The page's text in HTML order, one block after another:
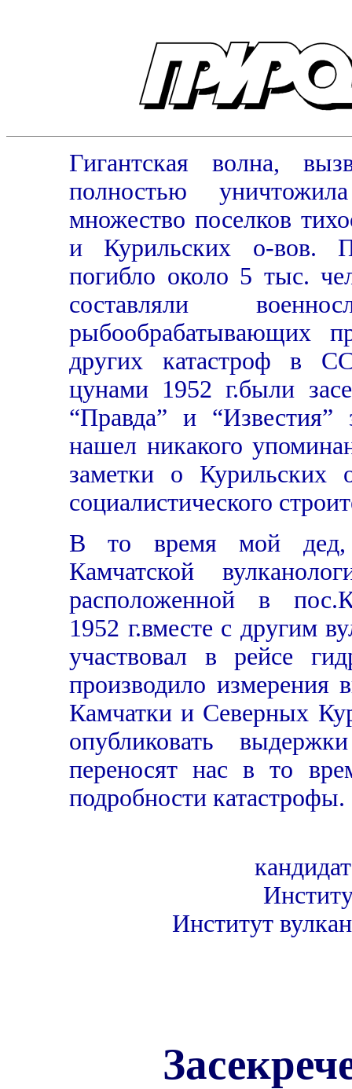
Гигантская волна,
полностью
множество поселков
и Курильских о-вов.
погибло около 5 тыс.
составляли
рыбообрабатывающих
других катастроф в
цунами 1952 г.были
“Правда” и
нашел никакого
заметки о Курильских
социалистического
В то время мой дед,
Камчатской
расположенной в
1952 г.вместе с другим
участвовал в рейсе
производило измерения
Камчатки и Северных
опубликовать
переносят нас в то
подробности катастрофы.
Институт